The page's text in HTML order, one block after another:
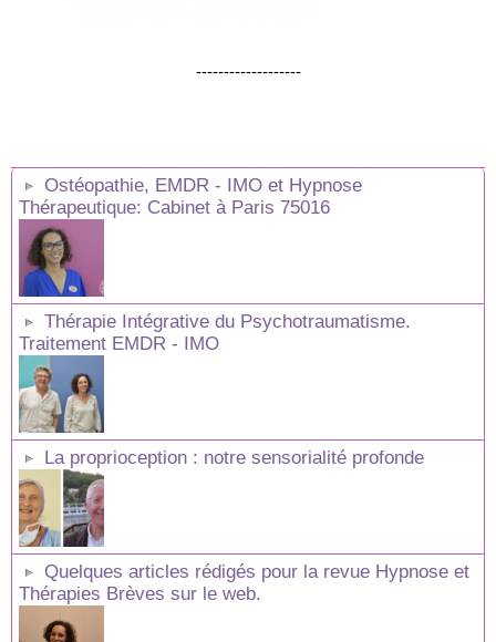
-------------------
Ostéopathie, EMDR - IMO et Hypnose
Thérapeutique: Cabinet à Paris 75016
Thérapie Intégrative du Psychotraumatisme.
Traitement EMDR - IMO
La proprioception : notre sensorialité profonde
Quelques articles rédigés pour la revue Hypnose et
Thérapies Brèves sur le web.